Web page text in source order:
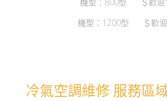
機型： 1200型 ＄歡
冷氣空調維修 服務區